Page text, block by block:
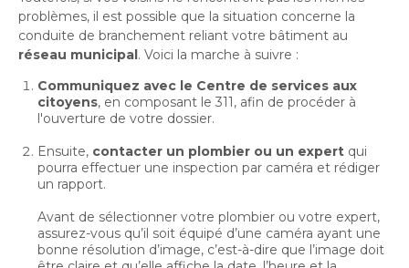
Parcs et espaces verts
Parcs et espaces verts
Sports et saines habitudes de vie
Sports et saines habitudes de vie
Reconnaissance et soutien des organismes
Reconnaissance et soutien des organismes
Bénévolat
Lutte à l'itinérance
Lutte à l'itinérance
Info-Travaux
Matières résiduelles et collectes
Matières résiduelles et collectes
Stationnements municipaux
Stationnements municipaux
Voie publique
Arbres, plantes et pelouse
Arbres, plantes et pelouse
Biodiversité et milieux naturels
Biodiversité et milieux naturels
Lutte aux changements climatiques
Lutte aux changements climatiques
Mobilité durable
Mobilité durable
Verdissement et travaux de foresterie
Verdissement et travaux de foresterie
Service de police
Service de police
Service sécurité incendie
Service sécurité incendie
Sécurisation des rues locales
Sécurisation des rues locales
Vie démocratique
Élus
Élus
Demande d'accès à l'information
Demande d'accès à l'information
Instances décisionnelles
Instances décisionnelles
Participation citoyenne
Procès-verbaux
Procès-verbaux
Entreprises
Développement économique
Développement économique
Ouvre
dans
nouvelle
fenêtre
Développement immobilier
dans
une
nouvelle
Fournisseurs
Fournisseurs
Gestion des matières résiduelles
À propos de la Ville
Actualités et publications
Administration municipale
Administration municipale
Activités éducatives et de
loisirs
Activités sportives et plein
air
Arts de la scène, spectacles
et festivals
problèmes, il est possible que la situation concerne la
conduite de branchement reliant votre bâtiment au
réseau municipal. Voici la marche à suivre :
Communiquez avec le Centre de services aux
citoyens, en composant le 311, afin de procéder à
l'ouverture de votre dossier.
Ensuite, contacter un plombier ou un expert qui
pourra effectuer une inspection par caméra et rédiger
un rapport.
Avant de sélectionner votre plombier ou votre expert,
assurez-vous qu’il soit équipé d’une caméra ayant une
bonne résolution d’image, c’est-à-dire que l’image doit